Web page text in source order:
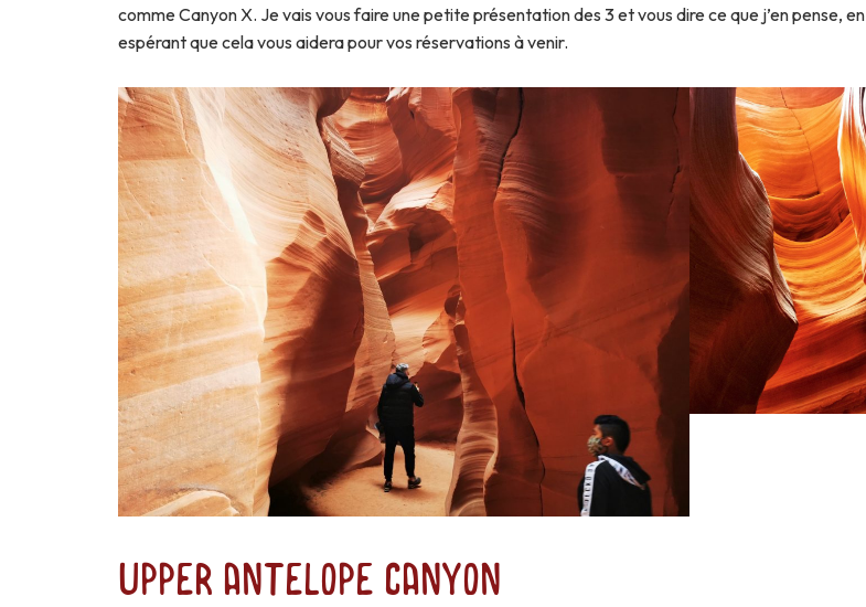
comme Canyon X. Je vais vous faire une petite présentation des 3 et vous dire ce que j’en pense, en
espérant que cela vous aidera pour vos réservations à venir.
Upper Antelope Canyon